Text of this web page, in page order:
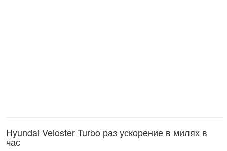
Hyundai Veloster Turbo раз ускорение в милях в
час